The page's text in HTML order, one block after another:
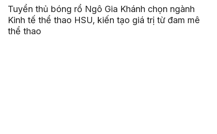
Tuyển thủ bóng rổ Ngô Gia Khánh chọn ngành
Kinh tế thể thao HSU, kiến tạo giá trị từ đam mê
thể thao